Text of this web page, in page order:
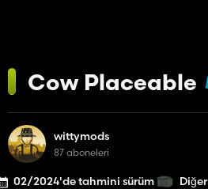
Cow Placeable
wittymods
87 aboneleri
02/2024'de tahmini sürüm Diğer